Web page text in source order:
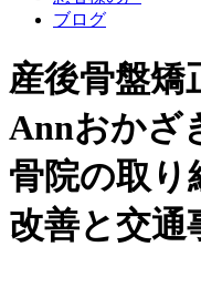
ブログ
産後骨盤
Annおかざ
骨院の取り
改善と交通